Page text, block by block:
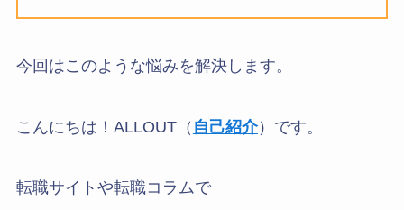
今回はこのような悩みを解決します。
こんにちは！ALLOUT（ 自己紹介）です。
転職サイトや転職コラムで